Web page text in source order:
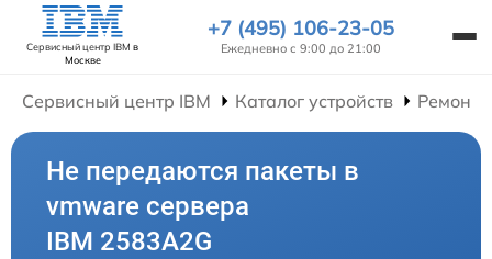
Сервисный центр IBM в
Москве
+7 (495) 106-23-05
Ежедневно с 9:00 до 21:00
Сервисный центр IBM Каталог устройств Ремонт
Не передаются пакеты в
vmware сервера
IBM 2583A2G